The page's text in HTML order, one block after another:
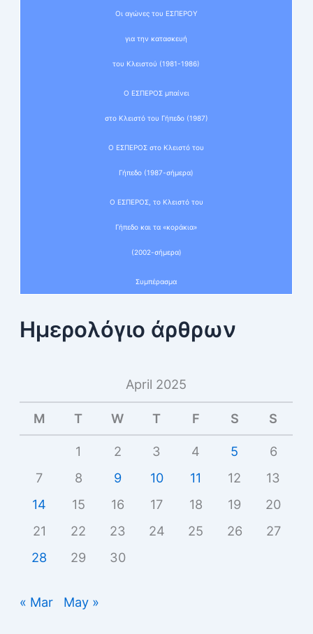
Οι αγώνες του ΕΣΠΕΡΟΥ
για την κατασκευή
του Κλειστού (1981-1986)
Ο ΕΣΠΕΡΟΣ μπαίνει
στο Κλειστό του Γήπεδο (1987)
Ο ΕΣΠΕΡΟΣ στο Κλειστό του
Γήπεδο (1987-σήμερα)
Ο ΕΣΠΕΡΟΣ, το Κλειστό του
Γήπεδο και τα «κοράκια»
(2002-σήμερα)
Συμπέρασμα
Ημερολόγιο άρθρων
April 2025
M T W T F S S
1 2 3 4 5
6
7
8 9 10 11 12
13
14
15 16 17 18 19
20
21
22 23 24 25 26
27
28
29 30
« Mar May »